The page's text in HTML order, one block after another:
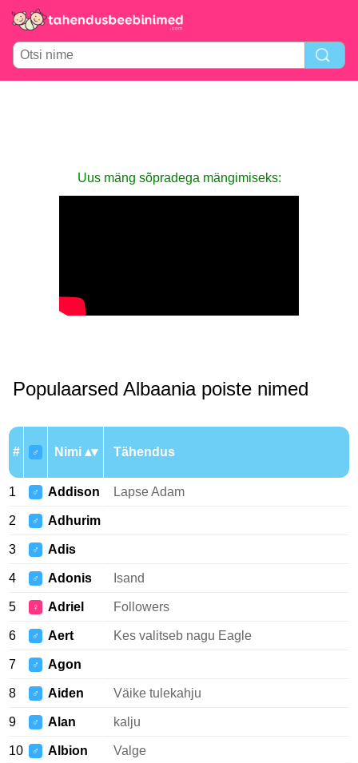
Uus mäng sõpradega mängimiseks:
Populaarsed Albaania poiste nimed
# ♂ Nimi Tähendus
1 ♂ Addison Lapse Adam
2 ♂ Adhurim
3 ♂ Adis
4 ♂ Adonis Isand
5 ♀ Adriel Followers
6 ♂ Aert Kes valitseb nagu Eagle
7 ♂ Agon
8 ♂ Aiden Väike tulekahju
9 ♂ Alan kalju
10 ♂ Albion Valge